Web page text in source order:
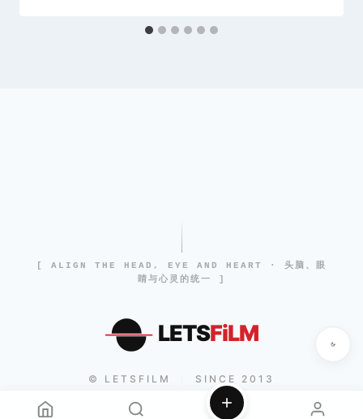
[ ALIGN THE HEAD, EYE AND HEART · 头脑、眼
睛与心灵的统一 ]
LETSFiLM
© LETSFILM SINCE 2013